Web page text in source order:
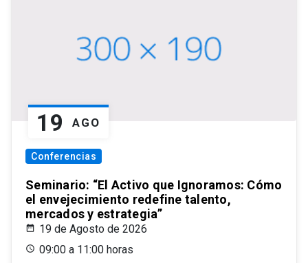
19 AGO
Conferencias
Seminario: “El Activo que Ignoramos: Cómo
el envejecimiento redefine talento,
mercados y estrategia”
19 de Agosto de 2026
09:00 a 11:00 horas